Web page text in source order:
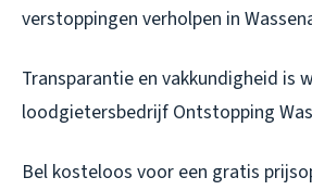
verstoppingen verholpen in
Transparantie en vakkundigheid is
loodgietersbedrijf Ontstopping
Bel kosteloos voor een gratis